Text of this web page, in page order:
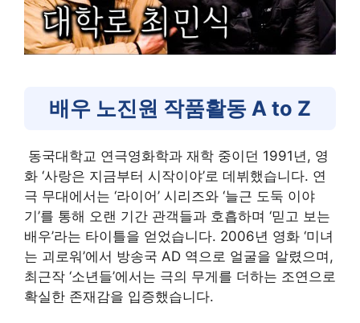
배우 노진원 작품활동 A to Z
동국대학교 연극영화학과 재학 중이던 1991년, 영
화 ‘사랑은 지금부터 시작이야’로 데뷔했습니다. 연
극 무대에서는 ‘라이어’ 시리즈와 ‘늘근 도둑 이야
기’를 통해 오랜 기간 관객들과 호흡하며 ‘믿고 보는
배우’라는 타이틀을 얻었습니다. 2006년 영화 ‘미녀
는 괴로워’에서 방송국 AD 역으로 얼굴을 알렸으며,
최근작 ‘소년들’에서는 극의 무게를 더하는 조연으로
확실한 존재감을 입증했습니다.